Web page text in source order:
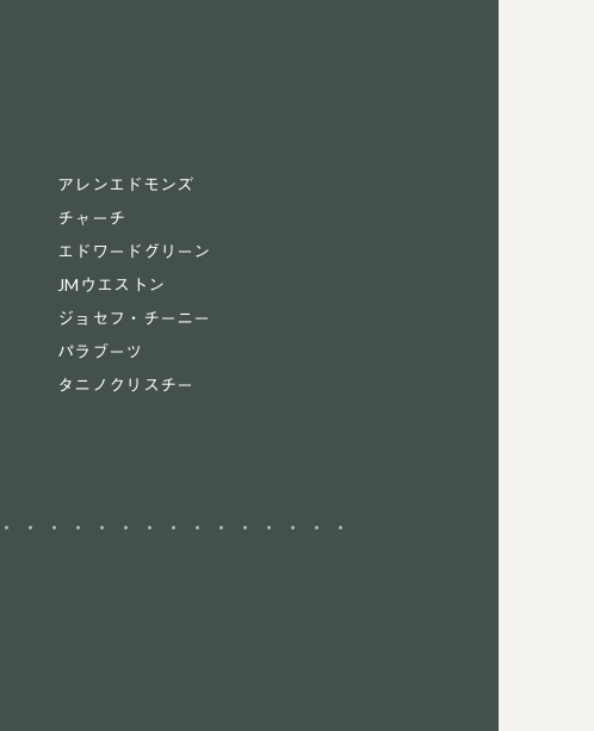
アレンエドモンズ
チャーチ
エドワードグリーン
JMウエストン
ジョセフ・チーニー
パラブーツ
タニノクリスチー